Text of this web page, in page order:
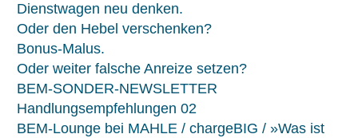
Dienstwagen neu denken.
Oder den Hebel verschenken?
Bonus-Malus.
Oder weiter falsche Anreize setzen?
BEM-SONDER-NEWSLETTER
Handlungsempfehlungen 02
BEM-Lounge bei MAHLE / chargeBIG / »Was ist